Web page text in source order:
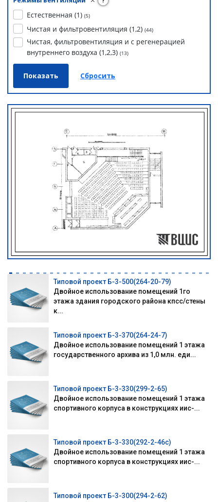
Естественная (1) (5)
Чистая и фильтровентиляция (1,2) (44)
Чистая, фильтровентиляция и с регенерацией
внутреннего воздуха (1,2,3) (13)
Типовой проект Б-3-500(264-20-79)
Двойное использование помещений 1го
этажа здания городского района кпсс/стены
к...
Типовой проект Б-3-370(264-24-7)
Двойное использование помещений 1 этажа
государственного архива из 1,0 млн. еди...
Типовой проект Б-3-330(299-2-65)
Двойное использование помещений 1 этажа
спортивного корпуса в конструкциях иис-...
Типовой проект Б-3-330(292-2-46с)
Двойное использование помещений 1 этажа
спортивного корпуса в конструкциях иис-...
Типовой проект Б-3-300(294-2-62)